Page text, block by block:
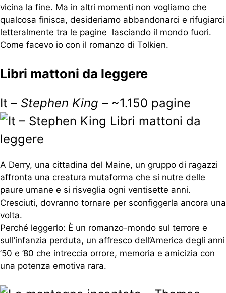
vicina la fine. Ma in altri momenti non vogliamo che
qualcosa finisca, desideriamo abbandonarci e rifugiarci
letteralmente tra le pagine lasciando il mondo fuori.
Come facevo io con il romanzo di Tolkien.
Libri mattoni da leggere
It – Stephen King – ~1.150 pagine
A Derry, una cittadina del Maine, un gruppo di ragazzi
affronta una creatura mutaforma che si nutre delle
paure umane e si risveglia ogni ventisette anni.
Cresciuti, dovranno tornare per sconfiggerla ancora una
volta.
Perché leggerlo: È un romanzo-mondo sul terrore e
sull’infanzia perduta, un affresco dell’America degli anni
’50 e ’80 che intreccia orrore, memoria e amicizia con
una potenza emotiva rara.